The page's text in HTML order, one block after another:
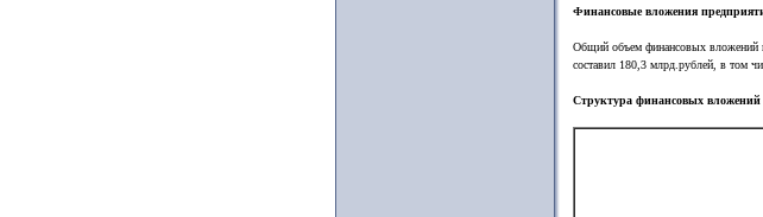
Финансовые вложения
Общий объем финансовых вложений
составил 180,3 млрд.рублей, в том
Структура финансовых